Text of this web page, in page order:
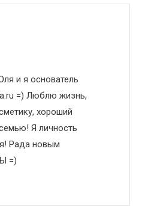
и я основатель
=) Люблю жизнь,
хороший
Я личность
Рада новым
=)